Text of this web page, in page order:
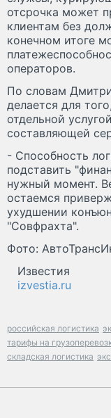
отсрочка может
клиентам без
конечном итоге
операторов.
По словам
делается для
отдельной
составляющей
- Способность
подставить
нужный момент.
остаемся
ухудшении
"Совфрахта".
Фото:
Известия
izvestia.ru
российская логистика
тарифы на
складская логистика